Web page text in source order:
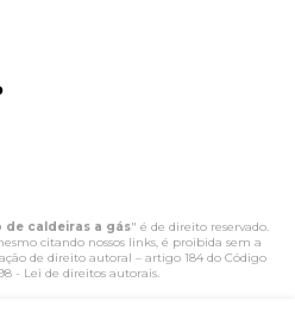
de caldeiras a gás" é de direito reservado.
citando nossos links, é proibida sem a
de direito autoral – artigo 184 do Código
- Lei de direitos autorais.